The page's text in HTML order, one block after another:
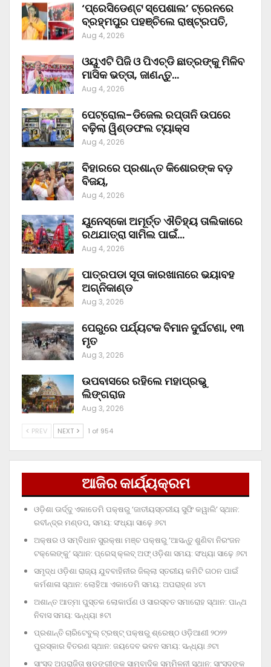
‘ପ୍ରେସିଡେଣ୍ଟ ସ୍ପେଶାଲ’ ଟ୍ରେନରେ
ବ୍ରହ୍ମପୁର ପହଞ୍ଚିଲେ ରାଷ୍ଟ୍ରପତି,
Aug 4, 2026
ଓୟୁଏଟି ପିଜି ଓ ପିଏଚ୍‌ଡି ଛାତ୍ରଙ୍କୁ ମିଳିବ
ମାସିକ ଭତ୍ତା, ଜାଣନ୍ତୁ…
Aug 4, 2026
ପେଟ୍ରୋଲ-ଡିଜେଲ ରପ୍ତାନି ଉପରେ
ବଢ଼ିଲା ୱିଣ୍ଡଫଲ ଟ୍ୟାକ୍ସ
Aug 4, 2026
ବିହାରରେ ପ୍ରଶାନ୍ତ କିଶୋରଙ୍କ ବଡ଼
ବିଜୟ,
Aug 4, 2026
ୟୁନେସ୍କୋ ଅମୂର୍ତ୍ତ ଐତିହ୍ୟ ତାଲିକାରେ
ରଥଯାତ୍ରା ସାମିଲ ପାଇଁ…
Aug 4, 2026
ପାତ୍ରପଡା ସୂତା କାରଖାନାରେ ଭୟାବହ
ଅଗ୍ନିକାଣ୍ଡ
Aug 3, 2026
ପେରୁରେ ପର୍ଯ୍ୟଟକ ବିମାନ ଦୁର୍ଘଟଣା, ୧୩
ମୃତ
Aug 3, 2026
ଉପବାସରେ ରହିଲେ ମହାପ୍ରଭୁ
ଲିଙ୍ଗରାଜ
Aug 3, 2026
PREV NEXT 1 of 954
ଆଜିର କାର୍ଯ୍ୟକ୍ରମ
ଓଡ଼ିଶା ଊର୍ଦ୍ଦୁ ଏକାଡେମି ପକ୍ଷରୁ ‘ଜାତୀୟସ୍ତରୀୟ ସୁଫି କୱାଲି’ ସ୍ଥାନ:
ରବୀନ୍ଦ୍ର ମଣ୍ଡପ, ସମୟ: ସଂଧ୍ୟା ସାଢ଼େ ୬ଟା
ଅକ୍ଷର ଓ ସମ୍ବିଧାନ ସୁରକ୍ଷା ମଞ୍ଚ ପକ୍ଷରୁ ‘ଆସନ୍ତୁ ଶୁଣିବା ନିରଂଜନ
ଟକ୍‌ଲେଙ୍କୁ’ ସ୍ଥାନ: ପ୍ରେସ୍‌ କ୍ଲବ୍‌ ଅଫ୍‌ ଓଡ଼ିଶା ସମୟ: ସଂଧ୍ୟା ସାଢ଼େ ୬ଟା
ସମୃଦ୍ଧ ଓଡ଼ିଶା ରାଜ୍ୟ ଯୁବବାହିନୀର ଜିଲ୍ଲା ସ୍ତରୀୟ କମିଟି ଗଠନ ପାଇଁ
କର୍ମଶାଳା ସ୍ଥାନ: ଲୋହିଆ ଏକାଡେମି ସମୟ: ଅପରାହ୍‌ଣ ୪ଟା
ଅଶାନ୍ତ ଆତ୍ମା ପୁସ୍ତକ ଲୋକାର୍ପଣ ଓ ସାରସ୍ବତ ସମାରୋହ ସ୍ଥାନ: ପାନ୍ଥ
ନିବାସ ସମୟ: ସନ୍ଧ୍ୟା ୫ଟା
ପ୍ରଶାନ୍ତି ଚାରିଟେବୁଲ୍‌ ଟ୍ରଷ୍ଟ୍‌ ପକ୍ଷରୁ ଶ୍ରେଷ୍ଠ ଓଡ଼ିଆଣୀ ୨୦୨୨
ପୁରସ୍କାର ବିତରଣ ସ୍ଥାନ: ଜୟଦେବ ଭବନ ସମୟ: ସନ୍ଧ୍ୟା ୬ଟା
ସାଂସଦ ଅପରାଜିତା ଷଡ଼ଙ୍ଗୀଙ୍କ ସାମ୍ବାଦିକ ସମ୍ମିଳନୀ ସ୍ଥାନ: ସାଂସଦଙ୍କ